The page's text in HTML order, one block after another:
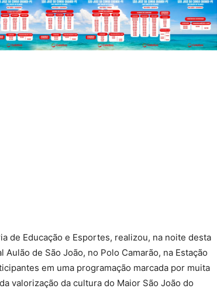
de Educação e Esportes, realizou, na noite desta
de São João, no Polo Camarão, na Estação
em uma programação marcada por muita
valorização da cultura do Maior São João do